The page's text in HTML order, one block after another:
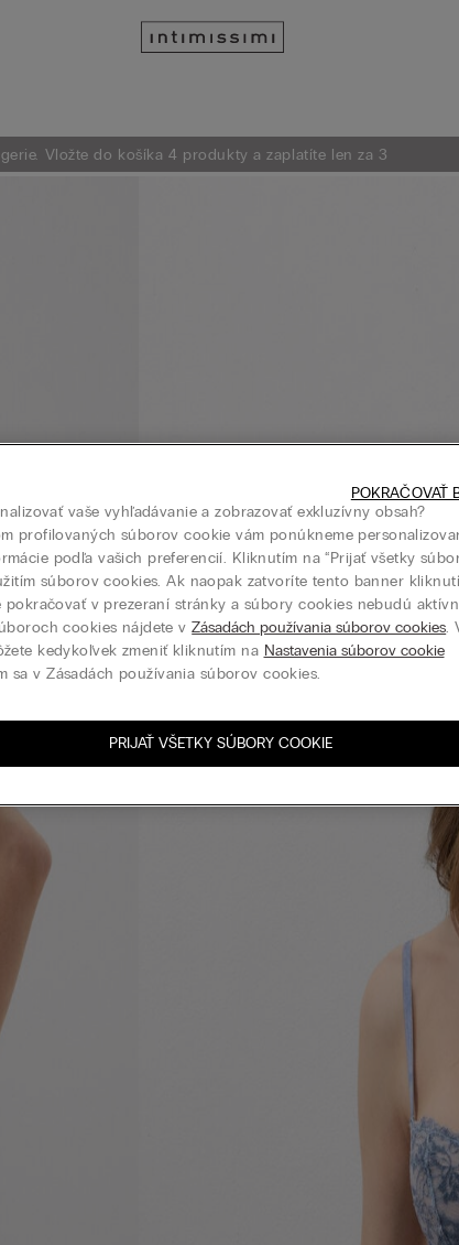
Vložte do košíka 4 produkty a zaplatíte len za 3
vaše vyhľadávanie a zobrazovať exkluzívny obsah?
profilovaných súborov cookie vám ponúkneme
podľa vašich preferencií. Kliknutím na “Prijať všetky
súborov cookies. Ak naopak zatvoríte tento banner
pokračovať v prezeraní stránky a súbory cookies nebudú
cookies nájdete vZásadách používania súborov cookies.
kedykoľvek zmeniť kliknutím na Nastavenia súborov cookie
sa v Zásadách používania súborov cookies.
PRIJAŤ VŠETKY SÚBORY COOKIE
POKRAČOVAŤ